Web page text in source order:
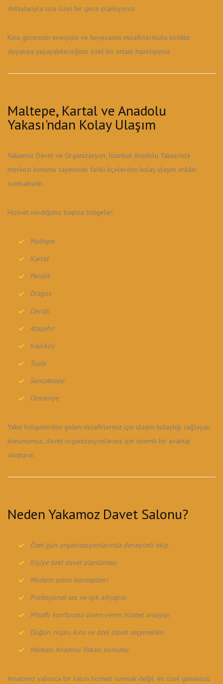
detaylarıyla size özel bir gece planlıyoruz.
Kına gecenizin enerjisini ve heyecanını misafirlerinizle birlikte
doyasıya yaşayabileceğiniz özel bir ortam hazırlıyoruz.
Maltepe, Kartal ve Anadolu
Yakası'ndan Kolay Ulaşım
Yakamoz Davet ve Organizasyon, İstanbul Anadolu Yakası'nda
merkezi konumu sayesinde farklı ilçelerden kolay ulaşım imkânı
sunmaktadır.
Hizmet verdiğimiz başlıca bölgeler:
Maltepe
Kartal
Pendik
Dragos
Cevizli
Ataşehir
Kadıköy
Tuzla
Sancaktepe
Ümraniye
Yakın bölgelerden gelen misafirleriniz için ulaşım kolaylığı sağlayan
konumumuz, davet organizasyonlarınız için önemli bir avantaj
oluşturur.
Neden Yakamoz Davet Salonu?
Özel gün organizasyonlarında deneyimli ekip
Kişiye özel davet planlaması
Modern salon konseptleri
Profesyonel ses ve ışık altyapısı
Misafir konforuna önem veren hizmet anlayışı
Düğün, nişan, kına ve özel davet seçenekleri
Merkezi Anadolu Yakası konumu
Amacımız yalnızca bir salon hizmeti sunmak değil, en özel gününüzü